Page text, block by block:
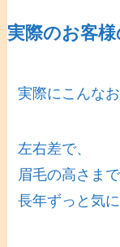
実際のお客
実際にこんな
左右差で、
眉毛の高さま
長年ずっと気